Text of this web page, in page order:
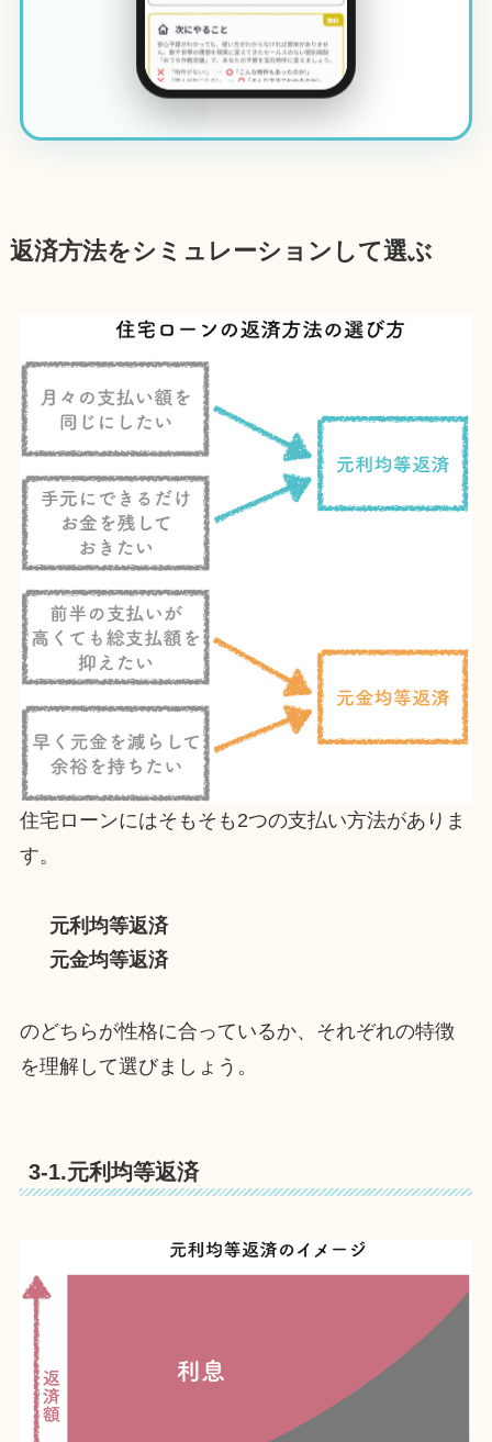
返済方法をシミュレーションして選ぶ
住宅ローンにはそもそも2つの支払い方法がありま
す。
元利均等返済
元金均等返済
のどちらが性格に合っているか、それぞれの特徴
を理解して選びましょう。
3-1.元利均等返済